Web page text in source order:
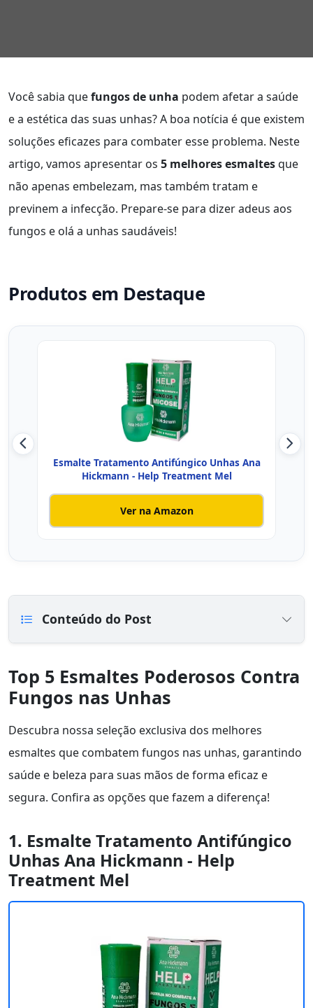
Você sabia quefungos de unha podem afetar a saúde
e a estética das suas unhas? A boa notícia é que existem
soluções eficazes para combater esse problema. Neste
artigo, vamos apresentar os 5 melhores esmaltesque
não apenas embelezam, mas também tratam e
previnem a infecção. Prepare-se para dizer adeus aos
fungos e olá a unhas saudáveis!
Produtos em Destaque
Esmalte Tratamento Antifúngico Unhas Ana
Hickmann - Help Treatment Mel
Ver na Amazon
Conteúdo do Post
Top 5 Esmaltes Poderosos Contra
Fungos nas Unhas
Descubra nossa seleção exclusiva dos melhores
esmaltes que combatem fungos nas unhas, garantindo
saúde e beleza para suas mãos de forma eficaz e
segura. Confira as opções que fazem a diferença!
1. Esmalte Tratamento Antifúngico
Unhas Ana Hickmann - Help
Treatment Mel